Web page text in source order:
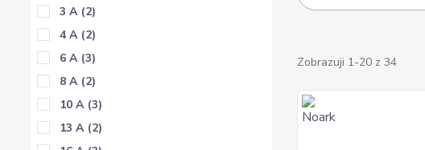
Zobrazuji 1-20 z 34
3 A (2)
4 A (2)
6 A (3)
8 A (2)
10 A (3)
13 A (2)